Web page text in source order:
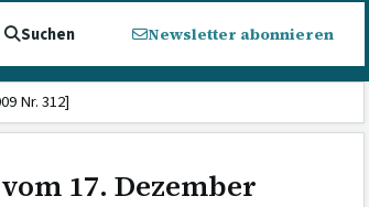
Suchen Newsletter abonnieren
Nr. 312]
17. Dezember